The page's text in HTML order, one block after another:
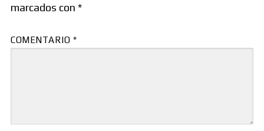
marcados con *
COMENTARIO *